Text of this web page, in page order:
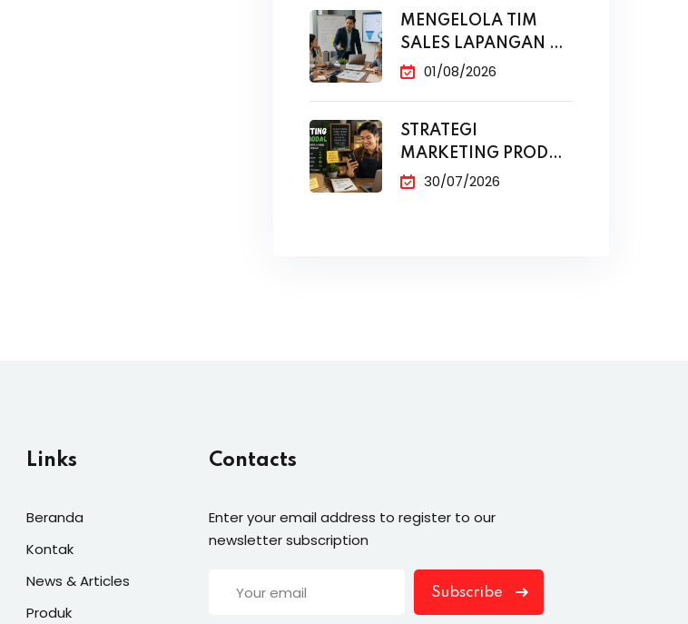
MENGELOLA TIM
SALES LAPANGAN DI
ERA DIGITAL
01/08/2026
STRATEGI
MARKETING PRODUK
MODAL KECIL TANPA
30/07/2026
Links
Beranda
Kontak
News & Articles
Produk
Contacts
Enter your email address to register to our
newsletter subscription
Subscribe